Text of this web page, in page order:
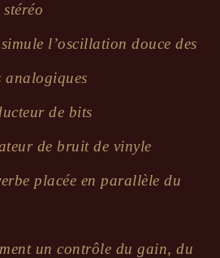
l’os­cil­la­tion douce des
analo­giques
de bits
de bruit de vinyle
placée en paral­lèle du
un contrôle du gain, du